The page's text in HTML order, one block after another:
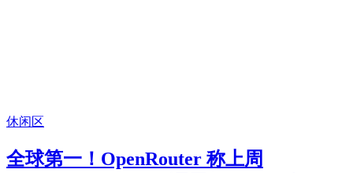
休闲区
全球第一！OpenRouter 称上周